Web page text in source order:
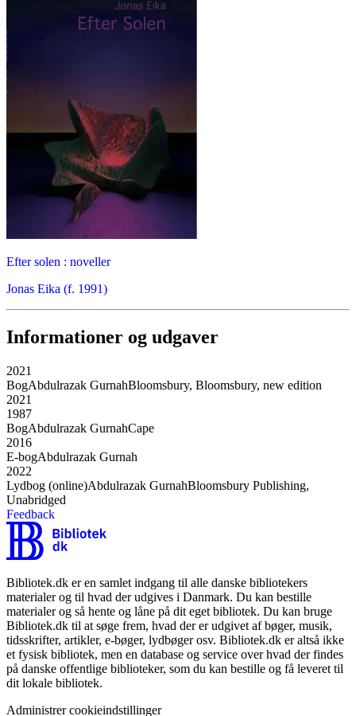
Efter solen : noveller
Jonas Eika (f. 1991)
Informationer og udgaver
2021
BogAbdulrazak GurnahBloomsbury, Bloomsbury, new edition
2021
1987
BogAbdulrazak GurnahCape
2016
E-bogAbdulrazak Gurnah
2022
Lydbog (online)Abdulrazak GurnahBloomsbury Publishing,
Unabridged
Feedback
Bibliotek.dk er en samlet indgang til alle danske bibliotekers
materialer og til hvad der udgives i Danmark. Du kan bestille
materialer og så hente og låne på dit eget bibliotek. Du kan bruge
Bibliotek.dk til at søge frem, hvad der er udgivet af bøger, musik,
tidsskrifter, artikler, e-bøger, lydbøger osv. Bibliotek.dk er altså ikke
et fysisk bibliotek, men en database og service over hvad der findes
på danske offentlige biblioteker, som du kan bestille og få leveret til
dit lokale bibliotek.
Administrer cookieindstillinger